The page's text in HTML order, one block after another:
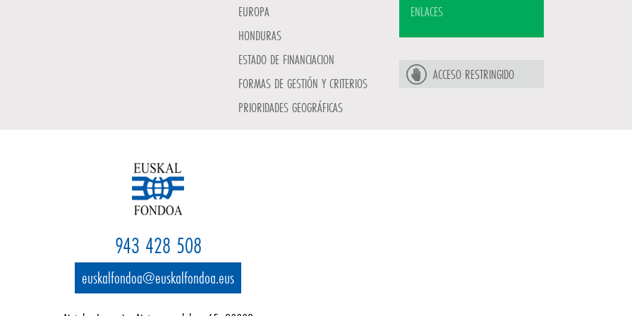
EUROPA
HONDURAS
ESTADO DE FINANCIACION
FORMAS DE GESTIÓN Y CRITERIOS
PRIORIDADES GEOGRÁFICAS
ENLACES
ACCESO RESTRINGIDO
943 428 508
euskalfondoa@euskalfondoa.eus